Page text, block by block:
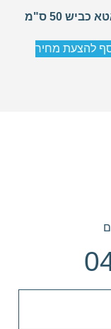
כביש 50 ס"מ
להצעת מחיר